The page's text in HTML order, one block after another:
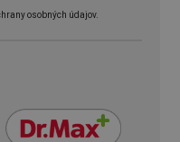
osobných údajov.